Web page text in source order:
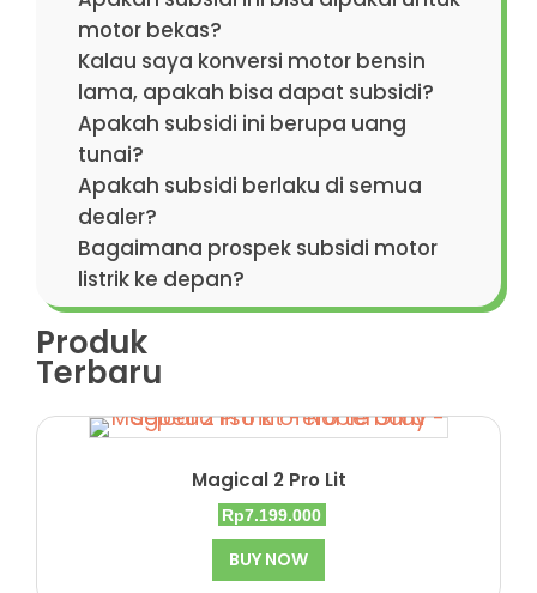
motor bekas?
Kalau saya konversi motor bensin
lama, apakah bisa dapat subsidi?
Apakah subsidi ini berupa uang
tunai?
Apakah subsidi berlaku di semua
dealer?
Bagaimana prospek subsidi motor
listrik ke depan?
Produk
Terbaru
Magical 2 Pro Lit
Harga
aslinya
adalah:
Rp7.199.900.
Rp7.199.000
saat
adalah:
BUY NOW